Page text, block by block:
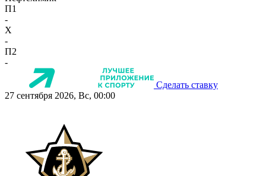
П1
-
X
-
П2
-
Сделать ставку
27 сентября 2026, Вс, 00:00